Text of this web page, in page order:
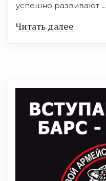
успешно развивают ...
Читать далее